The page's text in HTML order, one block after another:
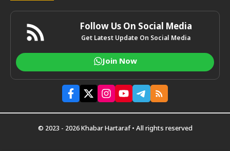
Follow Us On Social Media
Get Latest Update On Social Media
Join Now
© 2023 - 2026 Khabar Hartaraf • All rights reserved